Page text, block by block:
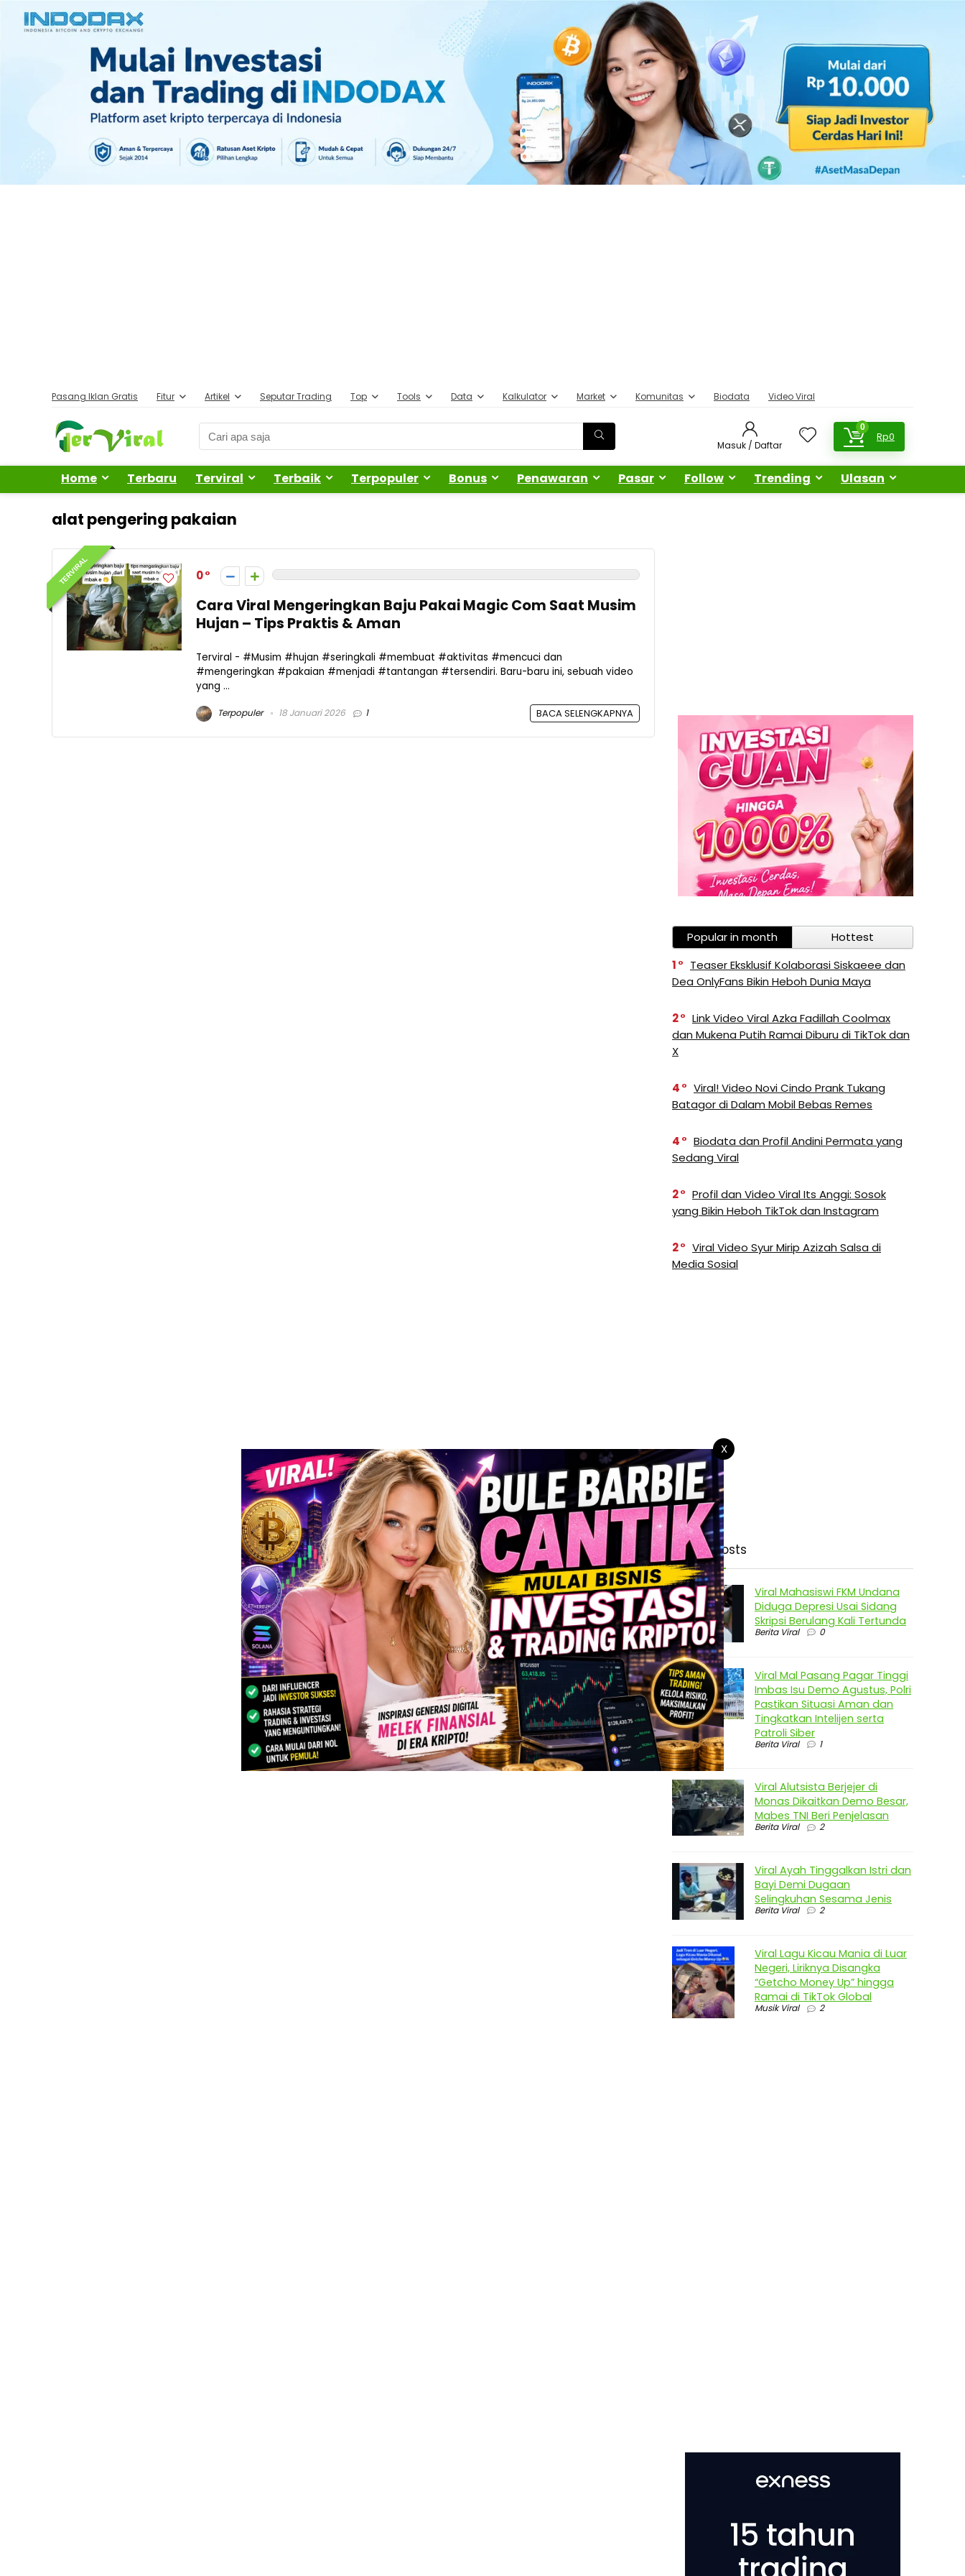
Pasang Iklan Gratis Fitur Artikel Seputar Trading Top Tools Data Kalkulator Market Komunitas Biodata Video Viral
Masuk / Daftar
0
Rp0
Home Terbaru Terviral Terbaik Terpopuler Bonus Penawaran Pasar Follow Trending Ulasan
alat pengering pakaian
TERVIRAL 0
Cara Viral Mengeringkan Baju Pakai Magic Com Saat Musim
Hujan – Tips Praktis & Aman
Terviral - #Musim #hujan #seringkali #membuat #aktivitas #mencuci dan
#mengeringkan #pakaian #menjadi #tantangan #tersendiri. Baru-baru ini, sebuah video
yang ...
Terpopuler 18 Januari 2026 1 BACA SELENGKAPNYA
Popular in month
Hottest
1
Teaser Eksklusif Kolaborasi Siskaeee dan
Dea OnlyFans Bikin Heboh Dunia Maya
2
Link Video Viral Azka Fadillah Coolmax
dan Mukena Putih Ramai Diburu di TikTok dan
X
4
Viral! Video Novi Cindo Prank Tukang
Batagor di Dalam Mobil Bebas Remes
4
Biodata dan Profil Andini Permata yang
Sedang Viral
2
Profil dan Video Viral Its Anggi: Sosok
yang Bikin Heboh TikTok dan Instagram
2
Viral Video Syur Mirip Azizah Salsa di
Media Sosial
Latest Posts
Viral Mahasiswi FKM Undana
Diduga Depresi Usai Sidang
Skripsi Berulang Kali Tertunda
Berita Viral 0
Viral Mal Pasang Pagar Tinggi
Imbas Isu Demo Agustus, Polri
Pastikan Situasi Aman dan
Tingkatkan Intelijen serta
Patroli Siber
Berita Viral 1
Viral Alutsista Berjejer di
Monas Dikaitkan Demo Besar,
Mabes TNI Beri Penjelasan
Berita Viral 2
Viral Ayah Tinggalkan Istri dan
Bayi Demi Dugaan
Selingkuhan Sesama Jenis
Berita Viral 2
Viral Lagu Kicau Mania di Luar
Negeri, Liriknya Disangka
“Getcho Money Up” hingga
Ramai di TikTok Global
Musik Viral 2
X